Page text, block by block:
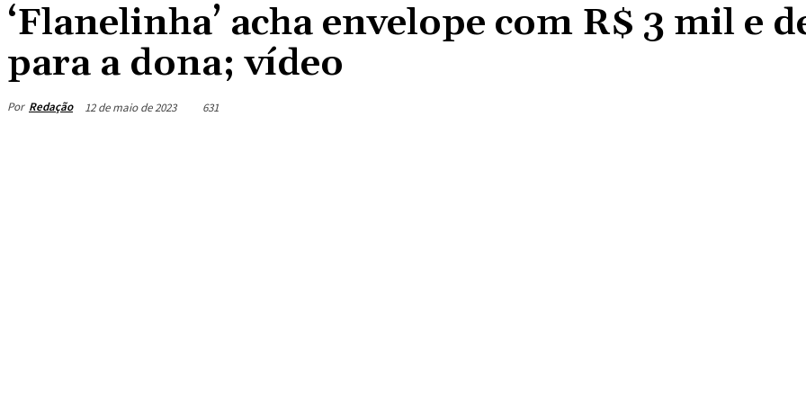
‘Flanelinha’ acha envelope com R$ 3 mil e
para a dona; vídeo
Por Redação 12 de maio de 2023 631